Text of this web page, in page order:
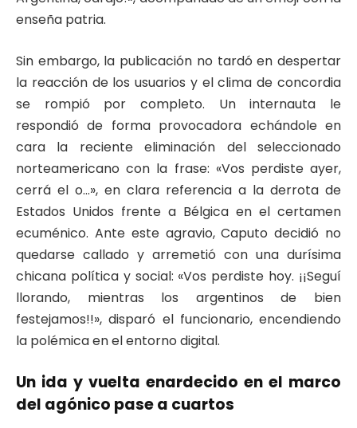
enseña patria.
Sin embargo, la publicación no tardó en despertar
la reacción de los usuarios y el clima de concordia
se rompió por completo. Un internauta le
respondió de forma provocadora echándole en
cara la reciente eliminación del seleccionado
norteamericano con la frase: «Vos perdiste ayer,
cerrá el o…», en clara referencia a la derrota de
Estados Unidos frente a Bélgica en el certamen
ecuménico. Ante este agravio, Caputo decidió no
quedarse callado y arremetió con una durísima
chicana política y social: «Vos perdiste hoy. ¡¡Seguí
llorando, mientras los argentinos de bien
festejamos!!», disparó el funcionario, encendiendo
la polémica en el entorno digital.
Un ida y vuelta enardecido en el marco
del agónico pase a cuartos